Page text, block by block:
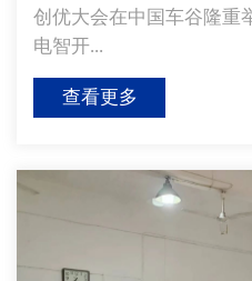
创优大会在中国车谷隆重
电智开...
查看更多